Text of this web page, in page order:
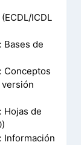
ICDL
Bases de
Conceptos
versión
Hojas de
Información